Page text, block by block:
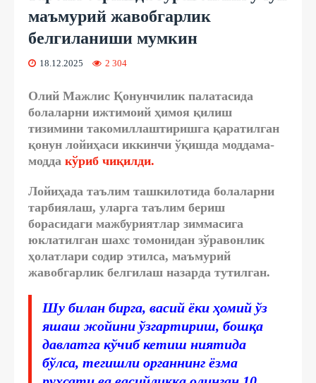
маъмурий жавобгарлик
белгиланиши мумкин
18.12.2025 2 304
Олий Мажлис Қонунчилик палатасида
болаларни ижтимоий ҳимоя қилиш
тизимини такомиллаштиришга қаратилган
қонун лойиҳаси иккинчи ўқишда моддама-
модда кўриб чиқилди.
Лойиҳада таълим ташкилотида болаларни
тарбиялаш, уларга таълим бериш
борасидаги мажбуриятлар зиммасига
юклатилган шахс томонидан зўравонлик
ҳолатлари содир этилса, маъмурий
жавобгарлик белгилаш назарда тутилган.
Шу билан бирга, васий ёки ҳомий ўз
яшаш жойини ўзгартириш, бошқа
давлатга кўчиб кетиш ниятида
бўлса, тегишли органнинг ёзма